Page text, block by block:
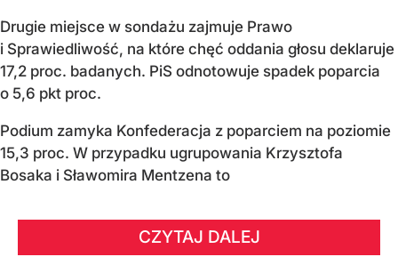
Drugie miejsce w sondażu zajmuje Prawo
i Sprawiedliwość, na które chęć oddania głosu deklaruje
17,2 proc. badanych. PiS odnotowuje spadek poparcia
o 5,6 pkt proc.
Podium zamyka Konfederacja z poparciem na poziomie
15,3 proc. W przypadku ugrupowania Krzysztofa
Bosaka i Sławomira Mentzena to
CZYTAJ DALEJ